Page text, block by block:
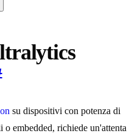
su dispositivi con potenza di
embedded, richiede un'attenta